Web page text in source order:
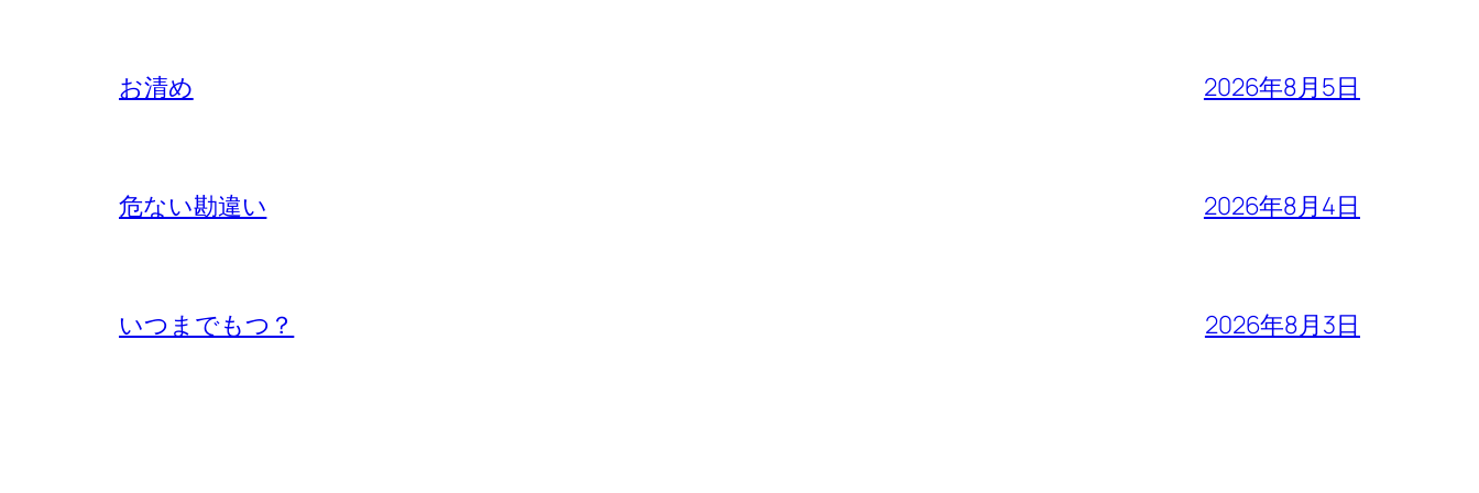
お清め 2026年8月5日
危ない勘違い 2026年8月4日
いつまでもつ？ 2026年8月3日